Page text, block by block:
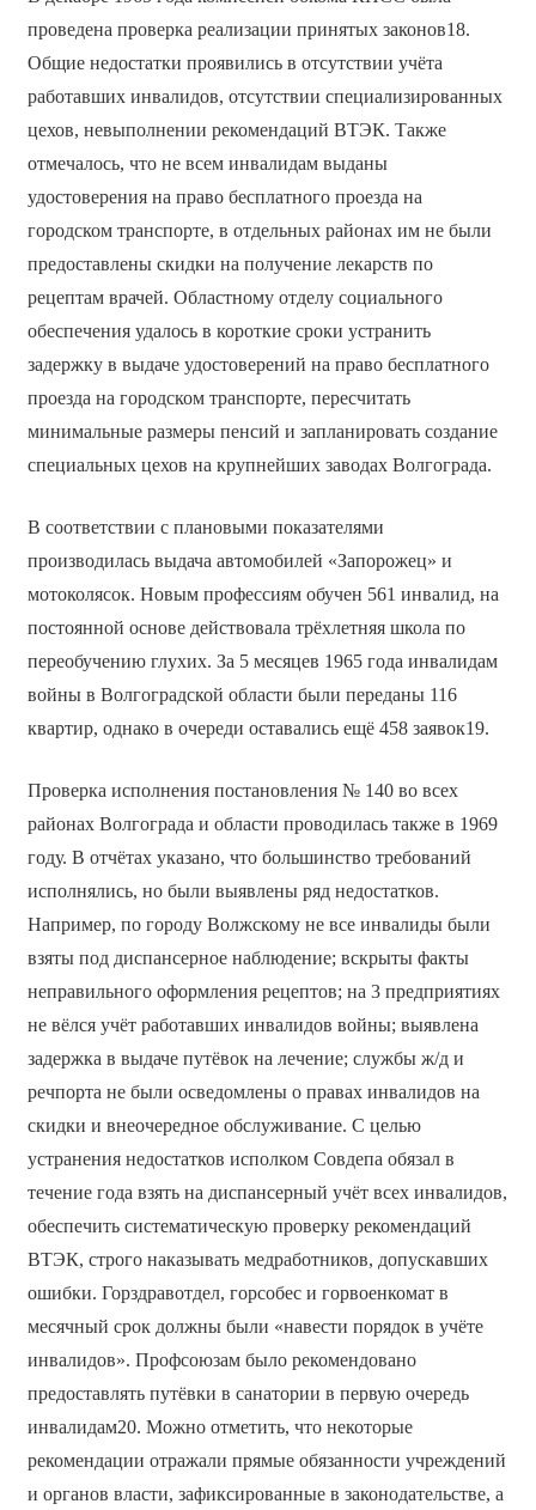
проведена проверка реализации принятых законов18.
Общие недостатки проявились в отсутствии учёта
работавших инвалидов, отсутствии специализированных
цехов, невыполнении рекомендаций ВТЭК. Также
отмечалось, что не всем инвалидам выданы
удостоверения на право бесплатного проезда на
городском транспорте, в отдельных районах им не были
предоставлены скидки на получение лекарств по
рецептам врачей. Областному отделу социального
обеспечения удалось в короткие сроки устранить
задержку в выдаче удостоверений на право бесплатного
проезда на городском транспорте, пересчитать
минимальные размеры пенсий и запланировать создание
специальных цехов на крупнейших заводах Волгограда.
В соответствии с плановыми показателями
производилась выдача автомобилей «Запорожец» и
мотоколясок. Новым профессиям обучен 561 инвалид, на
постоянной основе действовала трёхлетняя школа по
переобучению глухих. За 5 месяцев 1965 года инвалидам
войны в Волгоградской области были переданы 116
квартир, однако в очереди оставались ещё 458 заявок19.
Проверка исполнения постановления № 140 во всех
районах Волгограда и области проводилась также в 1969
году. В отчётах указано, что большинство требований
исполнялись, но были выявлены ряд недостатков.
Например, по городу Волжскому не все инвалиды были
взяты под диспансерное наблюдение; вскрыты факты
неправильного оформления рецептов; на 3 предприятиях
не вёлся учёт работавших инвалидов войны; выявлена
задержка в выдаче путёвок на лечение; службы ж/д и
речпорта не были осведомлены о правах инвалидов на
скидки и внеочередное обслуживание. С целью
устранения недостатков исполком Совдепа обязал в
течение года взять на диспансерный учёт всех инвалидов,
обеспечить систематическую проверку рекомендаций
ВТЭК, строго наказывать медработников, допускавших
ошибки. Горздравотдел, горсобес и горвоенкомат в
месячный срок должны были «навести порядок в учёте
инвалидов». Профсоюзам было рекомендовано
предоставлять путёвки в санатории в первую очередь
инвалидам20. Можно отметить, что некоторые
рекомендации отражали прямые обязанности учреждений
и органов власти, зафиксированные в законодательстве, а